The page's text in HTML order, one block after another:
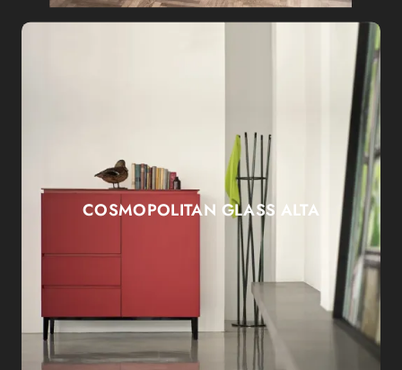
COSMOPOLITAN GLASS ALTA